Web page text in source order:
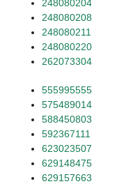
248080204
248080208
248080211
248080220
262073304
555995555
575489014
588450803
592367111
623023507
629148475
629157663